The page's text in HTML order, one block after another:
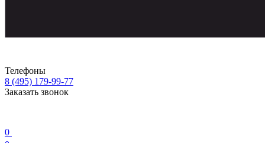
Телефоны
8 (495) 179-99-77
Заказать звонок
0